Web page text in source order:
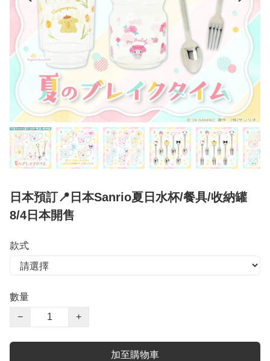
日本預訂📍日本Sanrio夏日水杯/餐具/收納罐
8/4日本開售
款式
數量
−
+
加至購物車